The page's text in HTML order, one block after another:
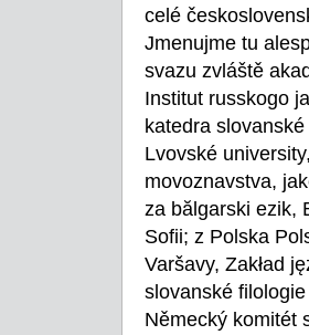
celé
Jmenujme tu
svazu zvláště
Institut russkogo
katedra
Lvovské
movoznavstva,
za bălgarski ezik,
Sofii; z Polska
Varšavy, Zakład
slovanské
Německý komitét